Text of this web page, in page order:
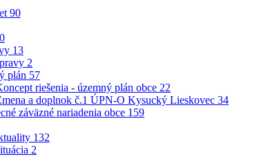
90
13
2
plán 57
riešenia - územný plán obce 22
a doplnok č.1 ÚPN-O Kysucký Lieskovec 34
záväzné nariadenia obce 159
132
2